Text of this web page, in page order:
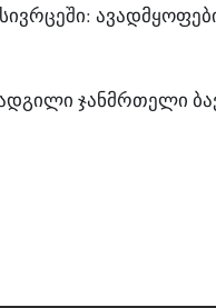
ჯანმრთელი